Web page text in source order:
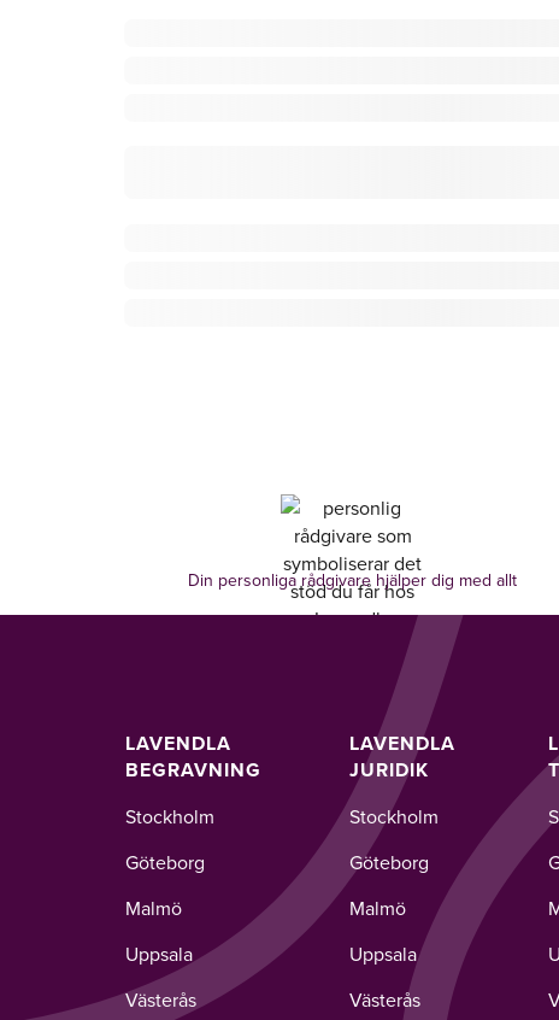
Din personliga rådgivare hjälper dig med allt
LAVENDLA
BEGRAVNING
Stockholm
Göteborg
Malmö
Uppsala
Västerås
LAVENDLA
JURIDIK
Stockholm
Göteborg
Malmö
Uppsala
Västerås